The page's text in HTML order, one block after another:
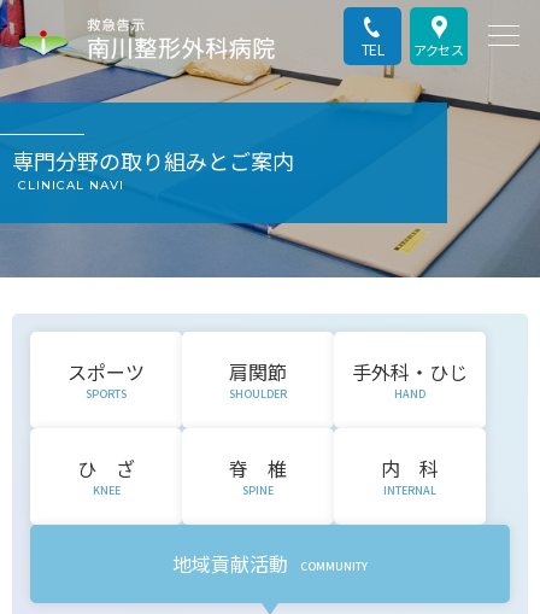
TEL アクセス
専門分野の取り組みとご案内
CLINICAL NAVI
スポーツ
SPORTS
肩関節
SHOULDER
手外科・ひじ
HAND
ひ ざ
KNEE
脊 椎
SPINE
内 科
INTERNAL
地域貢献活動 COMMUNITY